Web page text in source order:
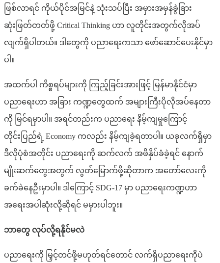
ဖြစ်လာရင် ကိုယ်ပိုင်အမြင်နဲ့ သုံးသပ်ပြီး အမှားအမှန်ခွဲခြား
ဆုံးဖြတ်တတ်ဖို့ Critical Thinking ဟာ လူတိုင်းအတွက်လိုအပ်
လျက်ရှိပါတယ်။ ဒါတွေကို ပညာရေးကသာ ဖော်ဆောင်ပေးနိုင်မှာ
ပါ။
အထက်ပါ ကိစ္စရပ်များကို ကြည့်ခြင်းအားဖြင့် မြန်မာနိုင်ငံမှာ
ပညာရေးဟာ အခြား ကဏ္ဍတွေထက် အများကြီးပိုလိုအပ်နေတာ
ကို မြင်ရမှာပါ။ အရင်တည်းက ပညာရေး နိမ့်ကျမှုကြောင့်
တိုင်းပြည်ရဲ့ Economy ကလည်း နိမ့်ကျခဲ့ရတာပါ။ ယခုလက်ရှိမှာ
ဒီလိုပုံစံအတိုင်း ပညာရေးကို ဆက်လက် အဖိနှိပ်ခံခဲ့ရင် နောက်
မျိုးဆက်တွေအတွက် လွတ်မြောက်ဖို့ဆိုတာက အတော်လေးကို
ခက်ခဲနေဦးမှာပါ။ ဒါကြောင့် SDG-17 မှာ ပညာရေးကဏ္ဍဟာ
အရေးအပါဆုံးလို့‌ဆိုရင် မမှားပါဘူး။
ဘာတွေ လုပ်လို့ရနိုင်မလဲ
ပညာရေးကို မြှင့်တင်ဖို့မဟုတ်ရင်တောင် လက်ရှိပညာရေးကိုပဲ